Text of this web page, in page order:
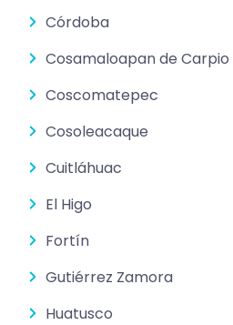
Córdoba
Cosamaloapan de Carpio
Coscomatepec
Cosoleacaque
Cuitláhuac
El Higo
Fortín
Gutiérrez Zamora
Huatusco